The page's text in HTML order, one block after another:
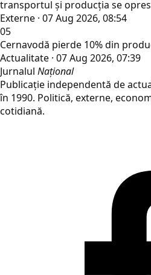
transportul și producția se
Externe · 07 Aug 2026, 08:54
05
Cernavodă pierde 10% din
Actualitate · 07 Aug 2026, 07:39
Jurnalul Național
Publicație independentă de
în 1990. Politică, externe,
cotidiană.